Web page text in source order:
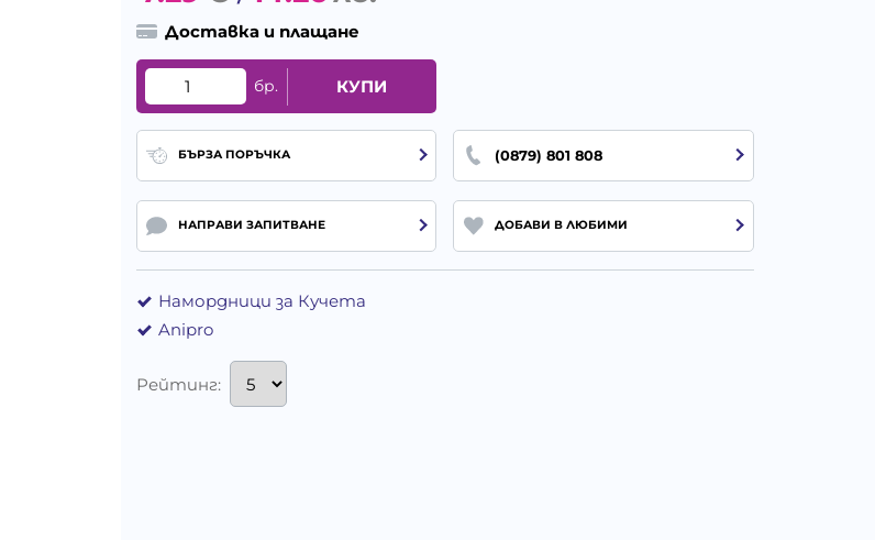
Доставка и плащане
бр. КУПИ
БЪРЗА ПОРЪЧКА (0879) 801 808
НАПРАВИ ЗАПИТВАНЕ ДОБАВИ В ЛЮБИМИ
Намордници за Кучета
Anipro
Рейтинг: